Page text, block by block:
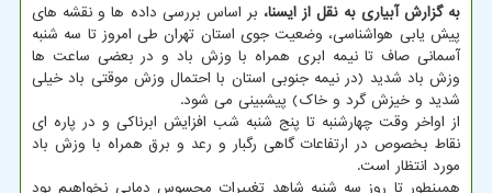
به گزارش آبیاری به نقل از ایسنا، بر اساس بررسی داده ها و نقشه های
پیش یابی هواشناسی، وضعیت جوی استان تهران طی امروز تا سه شنبه
آسمانی صاف تا نیمه ابری همراه با وزش باد و در بعضی ساعت ها
وزش باد شدید (در نیمه جنوبی استان با احتمال وزش موقتی باد خیلی
شدید و خیزش گرد و خاک) پیشبینی می شود.
از اواخر وقت چهارشنبه تا پنج شنبه شب افزایش ابرناکی و در پاره ای
نقاط بخصوص در ارتفاعات گاهی رگبار و رعد و برق همراه با وزش باد
مورد انتظار است.
همینطور تا روز سه شنبه شاهد تغییرات محسوس دمایی نخواهیم بود